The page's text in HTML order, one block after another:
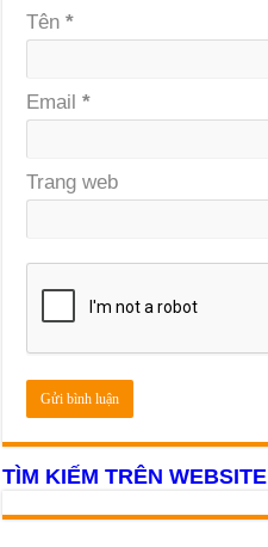
Tên*
Email*
Trang web
TÌM KIẾM TRÊN WEBSITE